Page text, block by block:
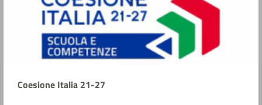
Coesione Italia 21-27